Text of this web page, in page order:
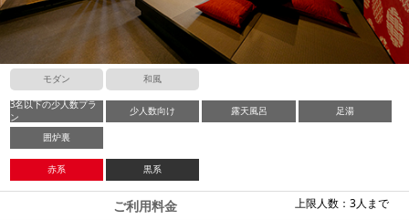
モダン 和風
3名以下の少人数プラ
ン
少人数向け 露天風呂 足湯
囲炉裏
赤系 黒系
上限人数：3人まで
ご利用料金